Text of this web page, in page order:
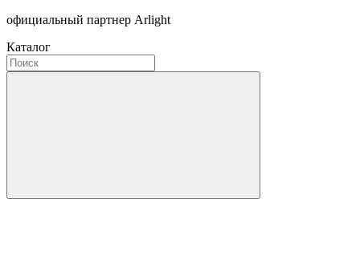
официальный партнер Arlight
Каталог